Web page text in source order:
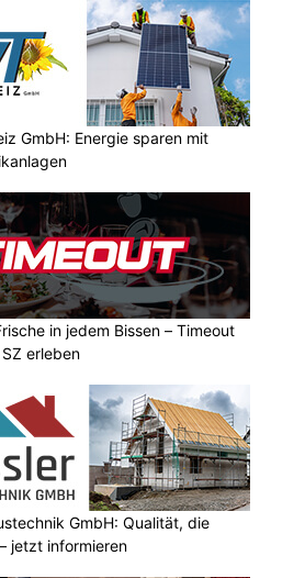
GmbH: Energie sparen mit
in jedem Bissen – Timeout
erleben
GmbH: Qualität, die
jetzt informieren